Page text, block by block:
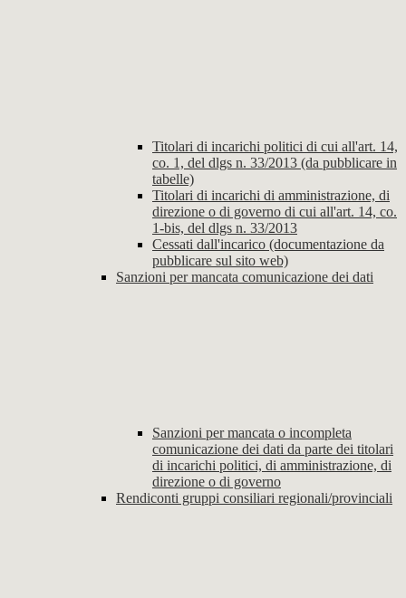
Titolari di incarichi politici di cui all'art. 14,
co. 1, del dlgs n. 33/2013 (da pubblicare in
tabelle)
Titolari di incarichi di amministrazione, di
direzione o di governo di cui all'art. 14, co.
1-bis, del dlgs n. 33/2013
Cessati dall'incarico (documentazione da
pubblicare sul sito web)
Sanzioni per mancata comunicazione dei dati
Sanzioni per mancata o incompleta
comunicazione dei dati da parte dei titolari
di incarichi politici, di amministrazione, di
direzione o di governo
Rendiconti gruppi consiliari regionali/provinciali